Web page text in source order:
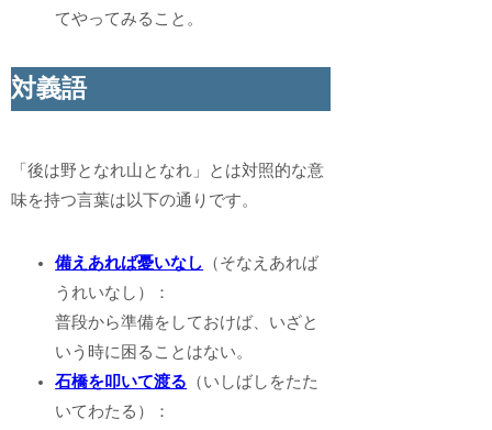
てやってみること。
対義語
「後は野となれ山となれ」とは対照的な意
味を持つ言葉は以下の通りです。
備えあれば憂いなし （そなえあれば
うれいなし）：
普段から準備をしておけば、いざと
いう時に困ることはない。
石橋を叩いて渡る （いしばしをたた
いてわたる）：